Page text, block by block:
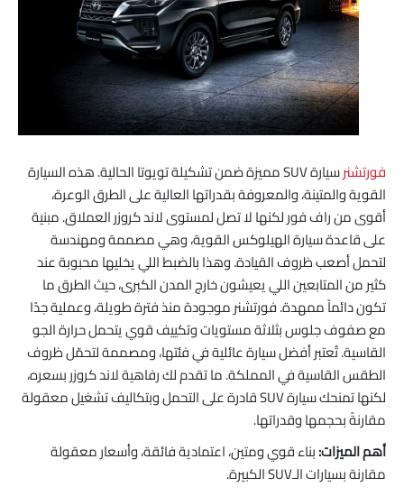
فورتشنر
سيارة SUV مميزة ضمن تشكيلة تويوتا الحالية. هذه السيارة
القوية والمتينة، والمعروفة بقدراتها العالية على الطرق الوعرة،
أقوى من راف فور لكنها لا تصل لمستوى لاند كروزر العملاق. مبنية
على قاعدة سيارة الهيلوكس القوية، وهي مصممة ومهندسة
لتحمل أصعب ظروف القيادة. وهذا بالضبط اللي يخليها محبوبة عند
كثير من المتابعين اللي يعيشون خارج المدن الكبرى، حيث الطرق ما
تكون دائماً ممهدة. فورتشنر موجودة منذ فترة طويلة، وعملية جدًا
مع صفوف جلوس بثلاثة مستويات وتكييف قوي يتحمل حرارة الجو
القاسية. تُعتبر أفضل سيارة عائلية في فئتها، ومصممة لتحمّل ظروف
الطقس القاسية في المملكة. ما تقدم لك رفاهية لاند كروزر بسعره،
لكنها تمنحك سيارة SUV قادرة على التحمل وبتكاليف تشغيل معقولة
مقارنةً بحجمها وقدراتها.
أهم الميزات:بناء قوي ومتين، اعتمادية فائقة، وأسعار معقولة
مقارنة بسيارات الـSUV الكبيرة.